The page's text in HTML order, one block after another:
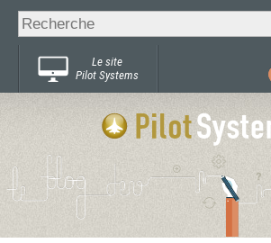
Chercher par
Recherche
avancée…
Le site
Pilot Systems